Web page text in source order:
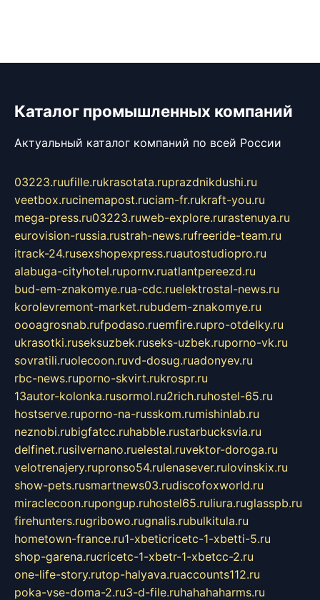
Каталог промышленных компаний
Актуальный каталог компаний по всей России
03223.ruufille.rukrasotata.ruprazdnikdushi.ru
veetbox.rucinemapost.ruciam-fr.rukraft-you.ru
mega-press.ru03223.ruweb-explore.rurastenuya.ru
eurovision-russia.rustrah-news.rufreeride-team.ru
itrack-24.rusexshopexpress.ruautostudiopro.ru
alabuga-cityhotel.rupornv.ruatlantpereezd.ru
bud-em-znakomye.rua-cdc.ruelektrostal-news.ru
korolevremont-market.rubudem-znakomye.ru
oooagrosnab.rufpodaso.ruemfire.rupro-otdelky.ru
ukrasotki.ruseksuzbek.ruseks-uzbek.ruporno-vk.ru
sovratili.ruolecoon.ruvd-dosug.ruadonyev.ru
rbc-news.ruporno-skvirt.rukrospr.ru
13autor-kolonka.rusormol.ru2rich.ruhostel-65.ru
hostserve.ruporno-na-russkom.rumishinlab.ru
neznobi.rubigfatcc.ruhabble.rustarbucksvia.ru
delfinet.rusilvernano.ruelestal.ruvektor-doroga.ru
velotrenajery.rupronso54.rulenasever.rulovinskix.ru
show-pets.rusmartnews03.rudiscofoxworld.ru
miraclecoon.rupongup.ruhostel65.ruliura.ruglasspb.ru
firehunters.rugribowo.rugnalis.rubulkitula.ru
hometown-france.ru1-xbeticricetc-1-xbetti-5.ru
shop-garena.rucricetc-1-xbetr-1-xbetcc-2.ru
one-life-story.rutop-halyava.ruaccounts112.ru
poka-vse-doma-2.ru3-d-file.ruhahahaharms.ru